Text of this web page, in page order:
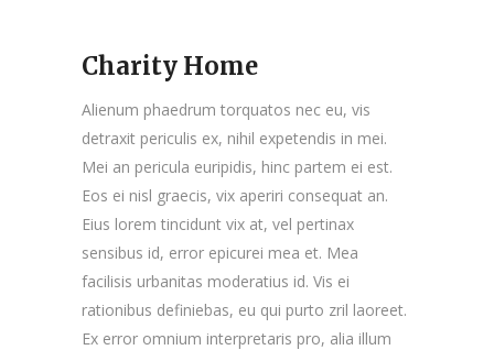
Charity Home
Alienum phaedrum torquatos nec eu, vis
detraxit periculis ex, nihil expetendis in mei.
Mei an pericula euripidis, hinc partem ei est.
Eos ei nisl graecis, vix aperiri consequat an.
Eius lorem tincidunt vix at, vel pertinax
sensibus id, error epicurei mea et. Mea
facilisis urbanitas moderatius id. Vis ei
rationibus definiebas, eu qui purto zril laoreet.
Ex error omnium interpretaris pro, alia illum